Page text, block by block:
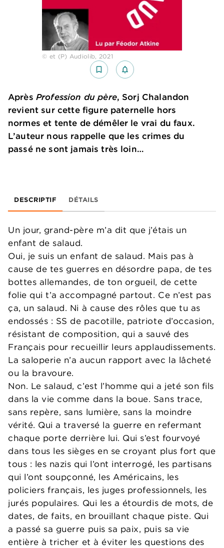
© et (P) Audiolib, 2021
bookmark_border notifications_none_outlined
Après Profession du père, Sorj Chalandon
revient sur cette figure paternelle hors
normes et tente de démêler le vrai du faux.
L’auteur nous rappelle que les crimes du
passé ne sont jamais très loin…
DESCRIPTIF DÉTAILS
Un jour, grand-père m’a dit que j’étais un
enfant de salaud.
Oui, je suis un enfant de salaud. Mais pas à
cause de tes guerres en désordre papa, de tes
bottes allemandes, de ton orgueil, de cette
folie qui t’a accompagné partout. Ce n’est pas
ça, un salaud. Ni à cause des rôles que tu as
endossés : SS de pacotille, patriote d’occasion,
résistant de composition, qui a sauvé des
Français pour recueillir leurs applaudissements.
La saloperie n’a aucun rapport avec la lâcheté
ou la bravoure.
Non. Le salaud, c’est l’homme qui a jeté son fils
dans la vie comme dans la boue. Sans trace,
sans repère, sans lumière, sans la moindre
vérité. Qui a traversé la guerre en refermant
chaque porte derrière lui. Qui s’est fourvoyé
dans tous les sièges en se croyant plus fort que
tous : les nazis qui l’ont interrogé, les partisans
qui l’ont soupçonné, les Américains, les
policiers français, les juges professionnels, les
jurés populaires. Qui les a étourdis de mots, de
dates, de faits, en brouillant chaque piste. Qui
a passé sa guerre puis sa paix, puis sa vie
entière à tricher et à éviter les questions des